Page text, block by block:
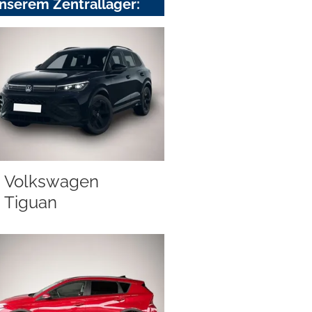
Zentrallager:
Volkswagen
Tiguan